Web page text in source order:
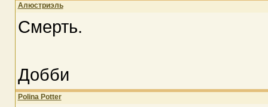
Алюстриэль
Смерть.
Добби
Polina Potter